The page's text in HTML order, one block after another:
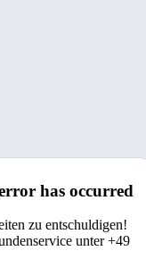
has occurred
zu entschuldigen!
unter +49